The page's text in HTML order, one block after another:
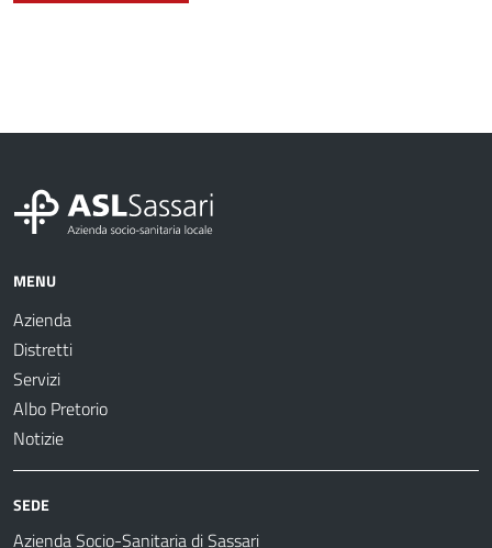
MENU
Azienda
Distretti
Servizi
Albo Pretorio
Notizie
SEDE
Azienda Socio-Sanitaria di Sassari